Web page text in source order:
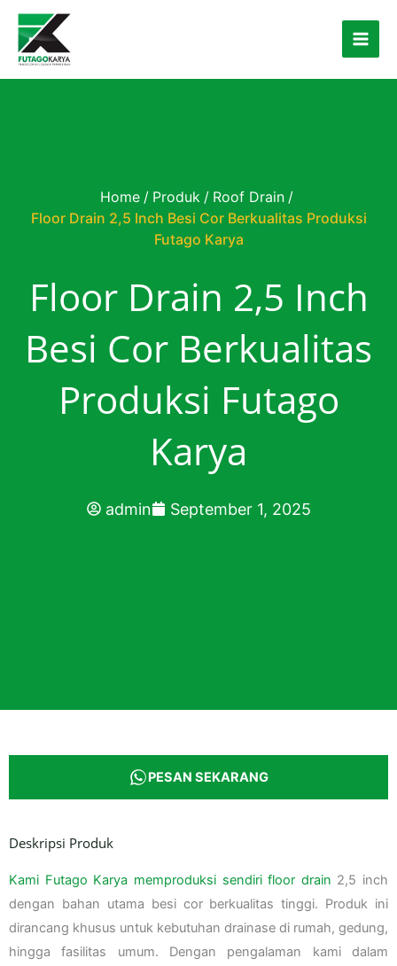
Skip to content
Home / Produk / Roof Drain /
Floor Drain 2,5 Inch Besi Cor Berkualitas Produksi
Futago Karya
Floor Drain 2,5 Inch
Besi Cor Berkualitas
Produksi Futago
Karya
admin September 1, 2025
PESAN SEKARANG
Deskripsi Produk
Kami Futago Karya memproduksi sendiri floor drain 2,5 inch
dengan bahan utama besi cor berkualitas tinggi. Produk ini
dirancang khusus untuk kebutuhan drainase di rumah, gedung,
hingga fasilitas umum. Dengan pengalaman kami dalam